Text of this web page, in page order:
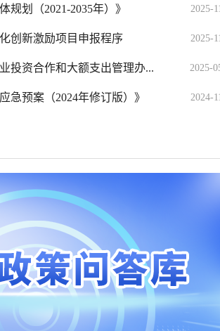
规划（2021-2035年）》 2025-
创新激励项目申报程序 2025-
投资合作和大额支出管理办... 2025-
急预案（2024年修订版）》 2024-